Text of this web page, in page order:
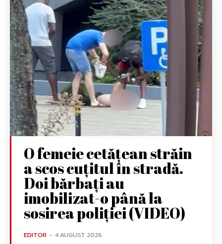
O femeie cetățean străin
a scos cuțitul în stradă.
Doi bărbați au
imobilizat-o până la
sosirea poliției (VIDEO)
EDITOR - 4 AUGUST 2026